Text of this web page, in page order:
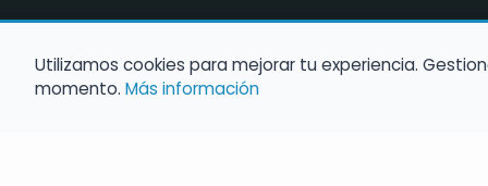
Utilizamos cookies para mejorar tu experiencia.
momento. Más información